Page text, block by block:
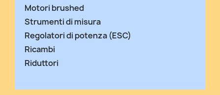
Motori brushed
Strumenti di misura
Regolatori di potenza (ESC)
Ricambi
Riduttori